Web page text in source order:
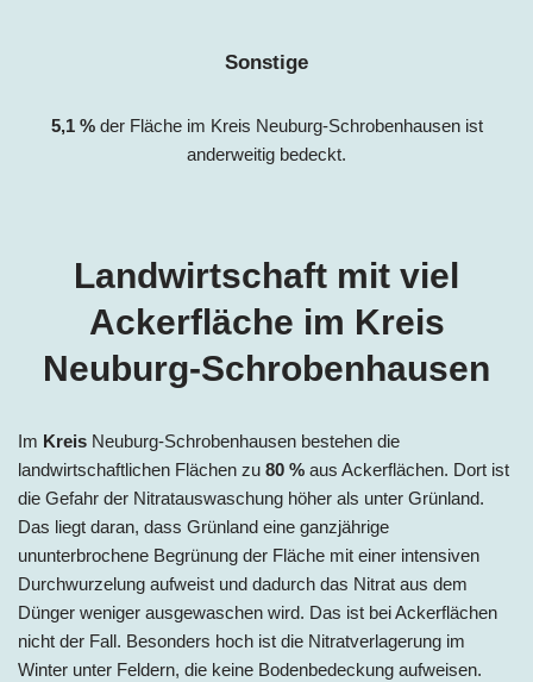
Sonstige
5,1 %der Fläche im Kreis Neuburg-Schrobenhausen ist
anderweitig bedeckt.
Landwirtschaft mit viel
Ackerfläche im Kreis
Neuburg-Schrobenhausen
Im Kreis Neuburg-Schrobenhausen bestehen die
landwirtschaftlichen Flächen zu 80 % aus Ackerflächen. Dort ist
die Gefahr der Nitratauswaschung höher als unter Grünland.
Das liegt daran, dass Grünland eine ganzjährige
ununterbrochene Begrünung der Fläche mit einer intensiven
Durchwurzelung aufweist und dadurch das Nitrat aus dem
Dünger weniger ausgewaschen wird. Das ist bei Ackerflächen
nicht der Fall. Besonders hoch ist die Nitratverlagerung im
Winter unter Feldern, die keine Bodenbedeckung aufweisen.